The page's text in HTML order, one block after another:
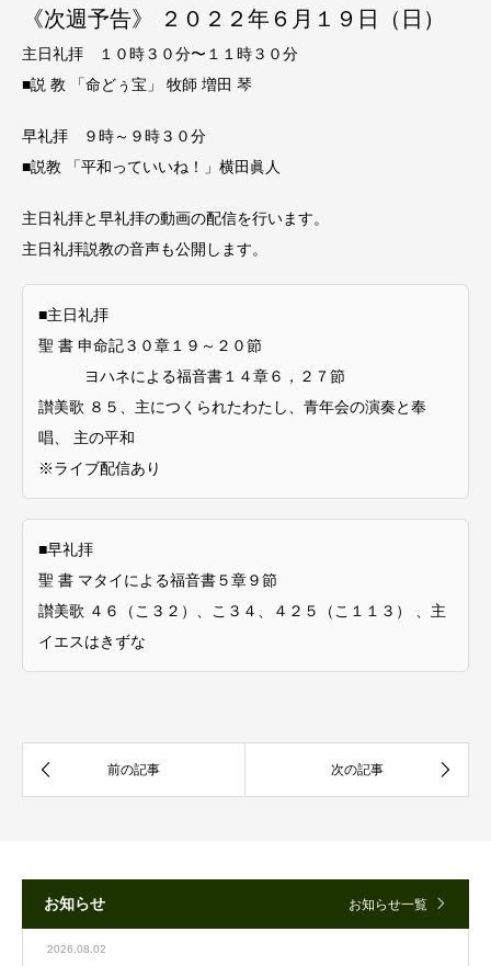
《次週予告》 ２０２２年６月１９日（日）
主日礼拝 １０時３０分〜１１時３０分
■説 教 「命どぅ宝」 牧師 増田 琴
早礼拝 ９時～９時３０分
■説教 「平和っていいね！」横田眞人
主日礼拝と早礼拝の動画の配信を行います。
主日礼拝説教の音声も公開します。
■主日礼拝
聖 書 申命記３０章１９～２０節
ヨハネによる福音書１４章６，２７節
讃美歌 ８５、主につくられたわたし、青年会の演奏と奉
唱、 主の平和
※ライブ配信あり
■早礼拝
聖 書 マタイによる福音書５章９節
讃美歌 ４６（こ３２）、こ３４、４２５（こ１１３） 、主
イエスはきずな
お知らせ お知らせ一覧
2026.08.02